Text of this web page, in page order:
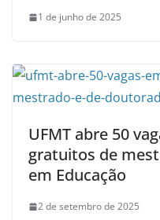
1 de junho de 2025
UFMT abre 50
gratuitos de
em Educação
2 de setembro de 2025